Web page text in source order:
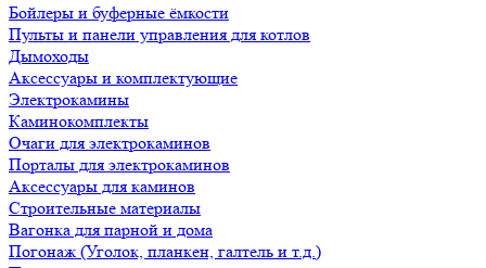
Бойлеры и буферные ёмкости
Пульты и панели управления для котлов
Дымоходы
Аксессуары и комплектующие
Электрокамины
Каминокомплекты
Очаги для электрокаминов
Порталы для электрокаминов
Аксессуары для каминов
Строительные материалы
Вагонка для парной и дома
Погонаж (Уголок, планкен, галтель и т.д.)